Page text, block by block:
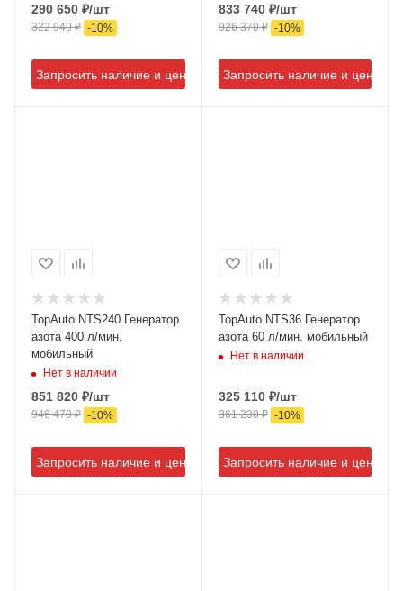
290 650 ₽/шт
322 940₽ -10%
Запросить наличие и цену
833 740₽/шт
926 370₽ -10%
Запросить наличие и цену
TopAuto NTS240 Генератор
азота 400 л/мин.
мобильный
Нет в наличии
851 820 ₽/шт
946 470₽ -10%
Запросить наличие и цену
TopAuto NTS36 Генератор
азота 60 л/мин. мобильный
Нет в наличии
325 110₽/шт
361 230₽ -10%
Запросить наличие и цену